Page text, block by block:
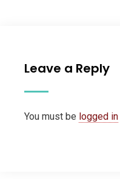
Leave a Reply
You must be logged in